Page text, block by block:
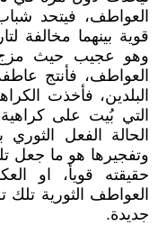
العواطف، فيتحد
قوية بينهما مخالفة
وهو عجيب حيث مزج
العواطف، فأنتج
البلدين، فأخذت
التي بُيت على
الحالة الفعل
وتفجيرها هو ما جعل
حقيقته قويأ، او
العواطف الثورية
جديدة.